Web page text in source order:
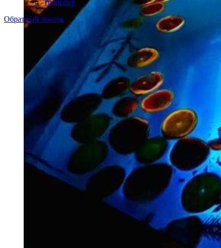
Трансфер
Обратный звонок